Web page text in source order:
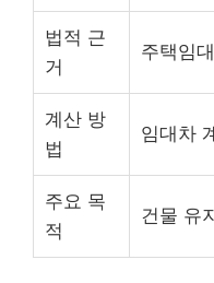
법적 근
거
주택임
계산 방
법
임대차
주요 목
적
건물 유